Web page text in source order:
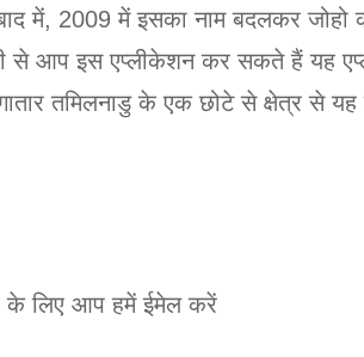
में, 2009 में इसका नाम बदलकर जोहो
से आप इस एप्लीकेशन कर सकते हैं यह
तमिलनाडु के एक छोटे से क्षेत्र से
के लिए आप हमें ईमेल करें